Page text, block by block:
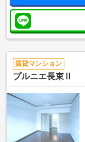
賃貸マンション
プルニエ長束Ⅱ